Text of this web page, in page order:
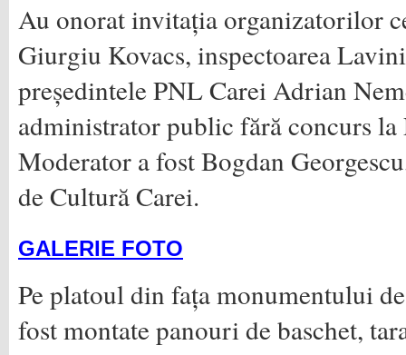
Au onorat invitația organizatorilor
Giurgiu Kovacs, inspectoarea
președintele PNL Carei Adrian
administrator public fără concurs
Moderator a fost Bogdan
de Cultură Carei.
GALERIE FOTO
Pe platoul din fața monumentului
fost montate panouri de baschet,